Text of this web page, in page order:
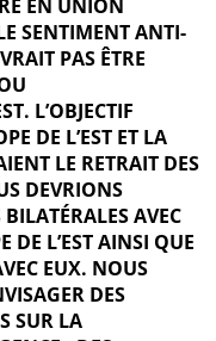
EN UNION
SENTIMENT ANTI-
PAS ÊTRE
L’OBJECTIF
DE L’EST ET LA
LE RETRAIT DES
DEVRIONS
AVEC
DE L’EST AINSI QUE
EUX. NOUS
DES
SUR LA